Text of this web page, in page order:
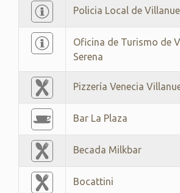
Policia Local de
Oficina de Turismo de
Serena
Pizzería Venecia
Bar La Plaza
Becada Milkbar
Bocattini